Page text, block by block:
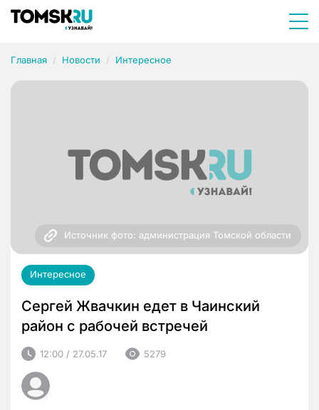
Главная Новости Интересное
Источник фото: администрация Томской области
Интересное
Сергей Жвачкин едет в Чаинский
район с рабочей встречей
12:00 / 27.05.17 5279